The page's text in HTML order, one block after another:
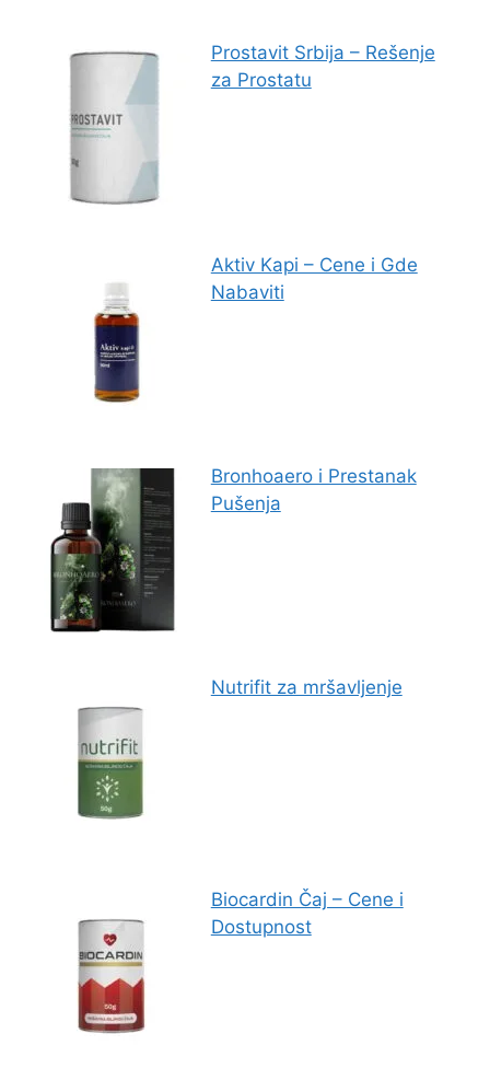
Prostavit Srbija – Rešenje
za Prostatu
Aktiv Kapi – Cene i Gde
Nabaviti
Bronhoaero i Prestanak
Pušenja
Nutrifit za mršavljenje
Biocardin Čaj – Cene i
Dostupnost